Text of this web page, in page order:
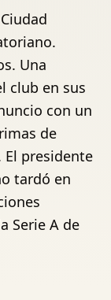
Una
club en sus
con un
de
presidente
tardó en
Serie A de